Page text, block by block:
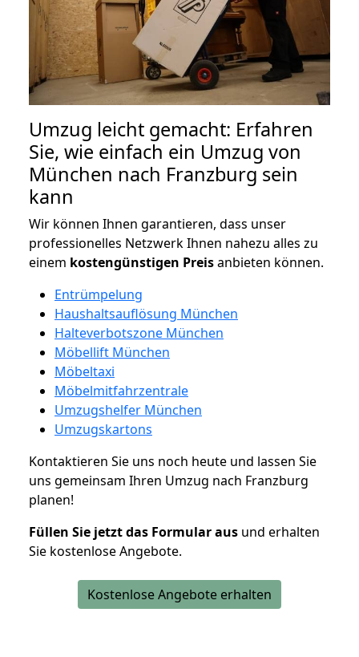
Umzug leicht gemacht: Erfahren
Sie, wie einfach ein Umzug von
München nach Franzburg sein
kann
Wir können Ihnen garantieren, dass unser
professionelles Netzwerk Ihnen nahezu alles zu
einem kostengünstigen Preisanbieten können.
Entrümpelung
Haushaltsauflösung München
Halteverbotszone München
Möbellift München
Möbeltaxi
Möbelmitfahrzentrale
Umzugshelfer München
Umzugskartons
Kontaktieren Sie uns noch heute und lassen Sie
uns gemeinsam Ihren Umzug nach Franzburg
planen!
Füllen Sie jetzt das Formular aus und erhalten
Sie kostenlose Angebote.
Kostenlose Angebote erhalten